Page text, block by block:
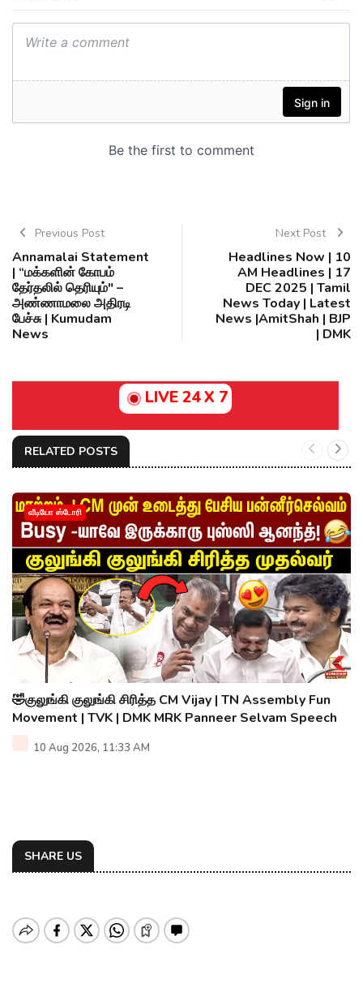
Previous Post
Annamalai Statement
| “மக்களின் கோபம்
தேர்தலில் தெரியும்" –
அண்ணாமலை அதிரடி
பேச்சு | Kumudam
News
Next Post
Headlines Now | 10
AM Headlines | 17
DEC 2025 | Tamil
News Today | Latest
News |AmitShah | BJP
| DMK
LIVE 24 X 7
RELATED POSTS
வீடியோ ஸ்டோரி
🤣குலுங்கி குலுங்கி சிரித்த CM Vijay | TN Assembly Fun
Movement | TVK | DMK MRK Panneer Selvam Speech
10 Aug 2026, 11:33 AM
SHARE US